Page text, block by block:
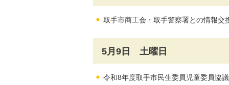
取手市商工会・取手警察署との情報交
5月9日 土曜日
令和8年度取手市民生委員児童委員協